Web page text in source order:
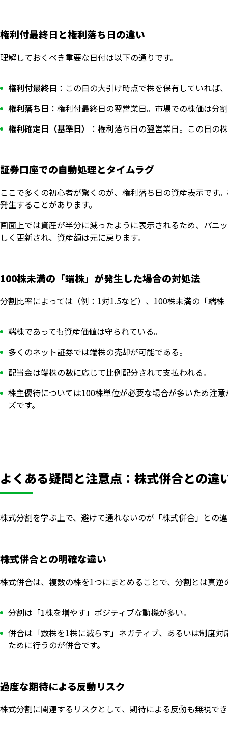
権利付最終日と権利落ち日の違い
理解しておくべき重要な日付は以下の通りです。
権利付最終日 ：この日の大引け時点で株を保有していれば
権利落ち日 ：権利付最終日の翌営業日。市場での株価は分
権利確定日（基準日）
：権利落ち日の翌営業日。この日の
証券口座での自動処理とタイムラグ
ここで多くの初心者が驚くのが、権利落ち日の資産表示です
発生することがあります。
画面上では資産が半分に減ったように表示されるため、パニ
しく更新され、資産額は元に戻ります。
100株未満の「端株」が発生した場合の対処法
分割比率によっては（例：1対1.5など）、100株未満の「端
端株であっても資産価値は守られている。
多くのネット証券では端株の売却が可能である。
配当金は端株の数に応じて比例配分されて支払われる。
株主優待については100株単位が必要な場合が多いため注
ズです。
よくある疑問と注意点：株式併合との違
株式分割を学ぶ上で、避けて通れないのが「株式併合」との
株式併合との明確な違い
株式併合は、複数の株を1つにまとめることで、分割とは真逆
分割は「1株を増やす」ポジティブな動機が多い。
併合は「数株を1株に減らす」ネガティブ、あるいは制度
ために行うのが併合です。
過度な期待による反動リスク
株式分割に関連するリスクとして、期待による反動も無視で